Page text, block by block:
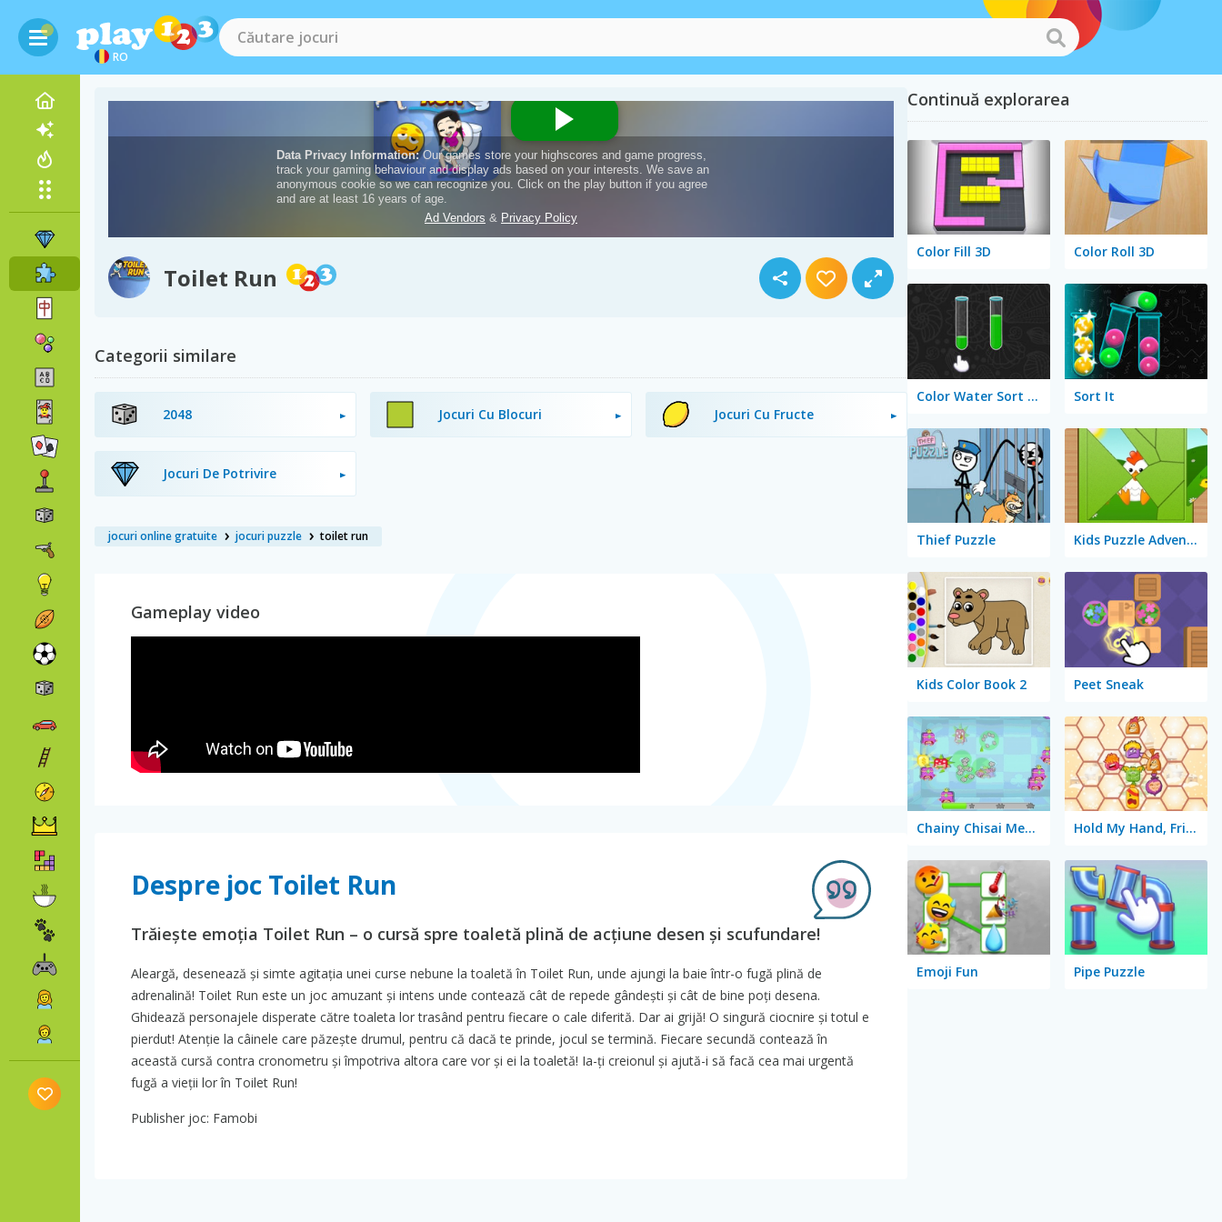
RO
Toilet Run
Categorii similare
2048 Jocuri Cu Blocuri Jocuri Cu Fructe
Jocuri De Potrivire
jocuri online gratuite jocuri puzzle toilet run
Gameplay video
Despre joc Toilet Run
Trăiește emoția Toilet Run – o cursă spre toaletă plină de acțiune desen și scufundare!
Aleargă, desenează și simte agitația unei curse nebune la toaletă în Toilet Run, unde ajungi la baie într-o fugă plină de
adrenalină! Toilet Run este un joc amuzant și intens unde contează cât de repede gândești și cât de bine poți desena.
Ghidează personajele disperate către toaleta lor trasând pentru fiecare o cale diferită. Dar ai grijă! O singură ciocnire și totul e
pierdut! Atenție la câinele care păzește drumul, pentru că dacă te prinde, jocul se termină. Fiecare secundă contează în
această cursă contra cronometru și împotriva altora care vor și ei la toaletă! Ia-ți creionul și ajută-i să facă cea mai urgentă
fugă a vieții lor în Toilet Run!
Publisher joc: Famobi
Continuă explorarea
Color Fill 3D Color Roll 3D
Color Water Sort 3D Sort It
Thief Puzzle Kids Puzzle Adventure
Kids Color Book 2 Peet Sneak
Chainy Chisai Medieval 2 Hold My Hand, Friend
Emoji Fun Pipe Puzzle